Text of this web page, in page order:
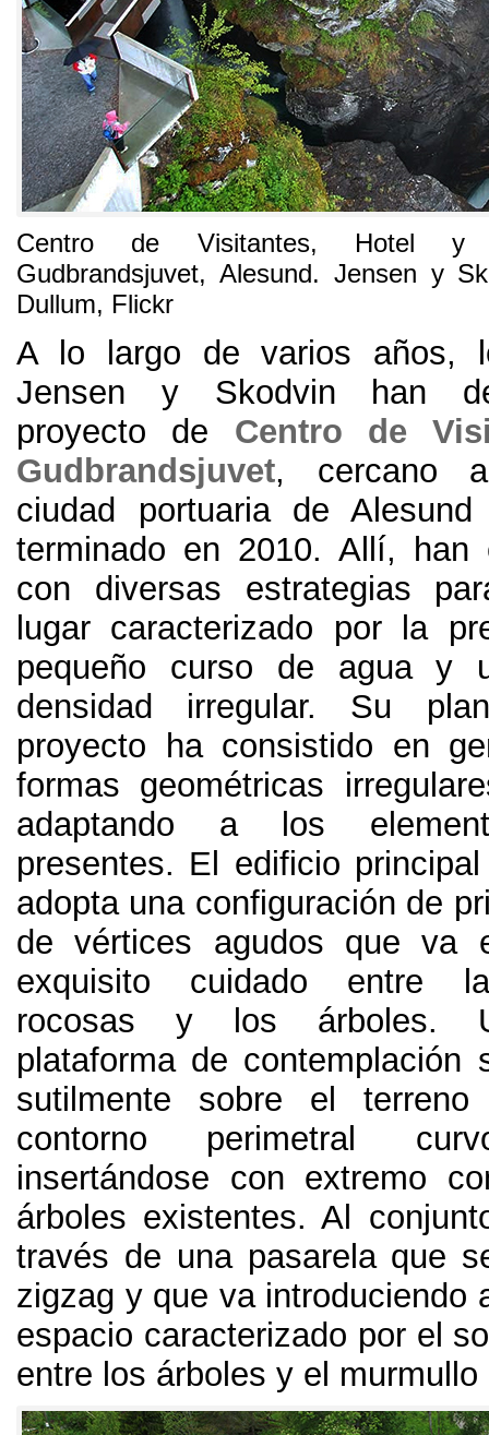
Centro de Visitantes, Hotel y
Gudbrandsjuvet, Alesund. Jensen y
Dullum, Flickr
A lo largo de varios años,
Jensen y Skodvin han
proyecto de
Centro de
Gudbrandsjuvet, cercano
ciudad portuaria de
terminado en 2010. Allí, han
con diversas estrategias
lugar caracterizado por la
pequeño curso de agua y
densidad irregular. Su
proyecto ha consistido en
formas geométricas
adaptando a los
presentes. El edificio
adopta una configuración de
de vértices agudos que va
exquisito cuidado entre
rocosas y los árboles.
plataforma de contemplación
sutilmente sobre el
contorno perimetral
insertándose con extremo
árboles existentes.Al
través de una pasarela que
zigzag y que va introduciendo
espacio caracterizado por el
entre los árboles y el murmullo